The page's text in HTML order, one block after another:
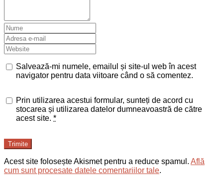
Salvează-mi numele, emailul și site-ul web în acest
navigator pentru data viitoare când o să comentez.
Prin utilizarea acestui formular, sunteți de acord cu
stocarea și utilizarea datelor dumneavoastră de către
acest site. *
Trimite
Acest site folosește Akismet pentru a reduce spamul. Află
cum sunt procesate datele comentariilor tale.